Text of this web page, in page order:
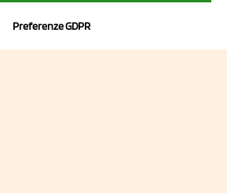
Preferenze GDPR